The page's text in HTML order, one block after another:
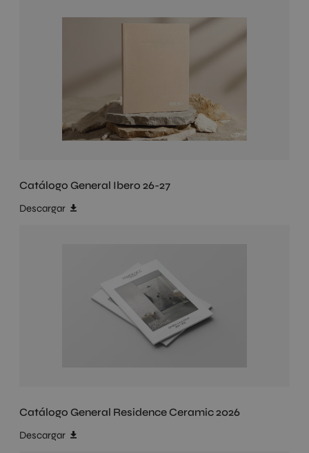
Catálogo General Ibero 26-27
Descargar
Catálogo General Residence Ceramic 2026
Descargar